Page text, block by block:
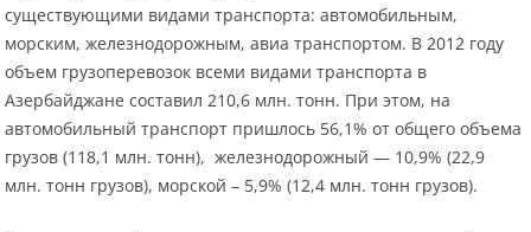
существующими видами транспорта: автомобильным,
морским, железнодорожным, авиа транспортом. В 2012 году
объем грузоперевозок всеми видами транспорта в
Азербайджане составил 210,6 млн. тонн. При этом, на
автомобильный транспорт пришлось 56,1% от общего объема
грузов (118,1 млн. тонн), железнодорожный — 10,9% (22,9
млн. тонн грузов), морской – 5,9% (12,4 млн. тонн грузов).